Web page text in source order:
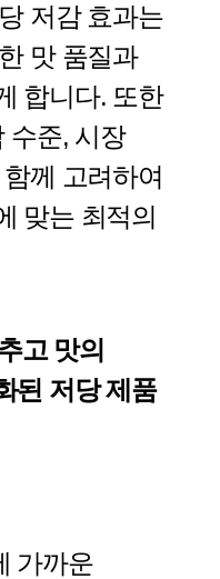
저감 효과는
맛 품질과
합니다. 또한
수준, 시장
께 고려하여
맞는 최적의
고 맛의
된 저당 제품
가까운